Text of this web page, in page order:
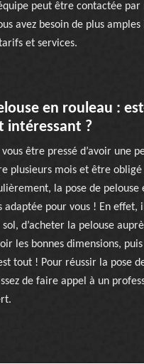
peut être contactée
avez besoin de plus
et services.
en rouleau :
intéressant ?
vous être pressé d’avoir une
plusieurs mois et être obligé
la pose de pelouse
adaptée pour vous ! En effet,
d’acheter la pelouse
les bonnes dimensions,
tout ! Pour réussir la pose
de faire appel à un